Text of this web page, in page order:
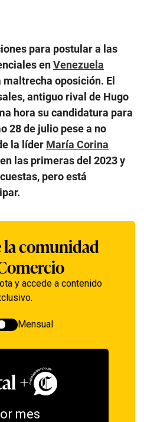
para postular a las
enVenezuela
maltrecha oposición. El
antiguo rival de Hugo
hora su candidatura para
28 de julio pese a no
la líder María Corina
las primeras del 2023 y
pero está